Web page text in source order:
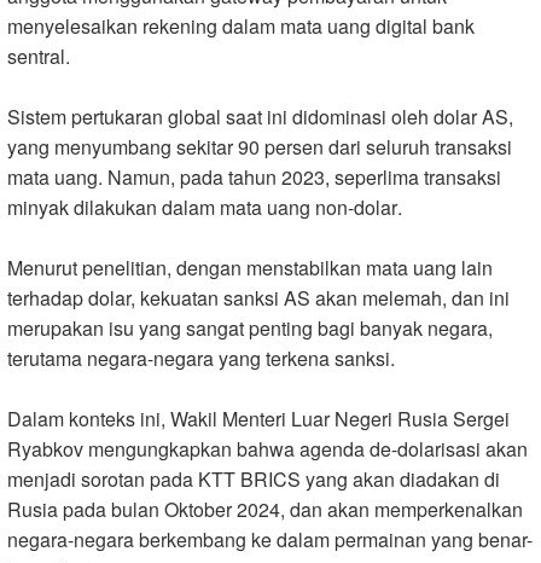
menyelesaikan rekening dalam mata uang digital bank
sentral.
Sistem pertukaran global saat ini didominasi oleh dolar AS,
yang menyumbang sekitar 90 persen dari seluruh transaksi
mata uang. Namun, pada tahun 2023, seperlima transaksi
minyak dilakukan dalam mata uang non-dolar.
Menurut penelitian, dengan menstabilkan mata uang lain
terhadap dolar, kekuatan sanksi AS akan melemah, dan ini
merupakan isu yang sangat penting bagi banyak negara,
terutama negara-negara yang terkena sanksi.
Dalam konteks ini, Wakil Menteri Luar Negeri Rusia Sergei
Ryabkov mengungkapkan bahwa agenda de-dolarisasi akan
menjadi sorotan pada KTT BRICS yang akan diadakan di
Rusia pada bulan Oktober 2024, dan akan memperkenalkan
negara-negara berkembang ke dalam permainan yang benar-